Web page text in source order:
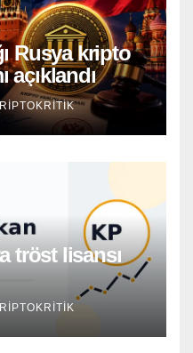
Rusya kripto
açıklandı
tröst lisansı